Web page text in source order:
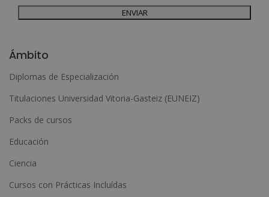
Para más información consulte nuestra Política de Privacidad.
Desea recibir información comercial (vía telefónica y/o email):
e
r
n
i
v
Ámbito
Diplomas de Especialización
Titulaciones Universidad Vitoria-Gasteiz (EUNEIZ)
Packs de cursos
Educación
Ciencia
Cursos con Prácticas Incluídas